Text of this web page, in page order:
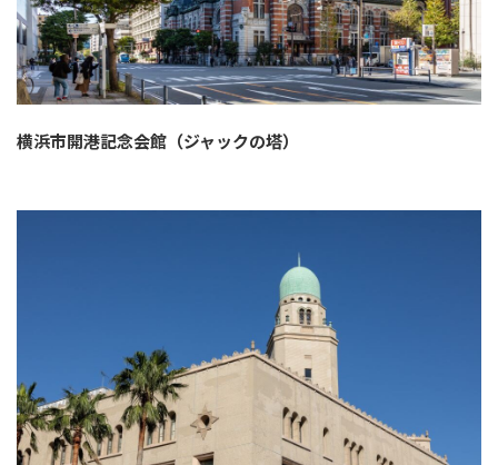
横浜市開港記念会館（ジャックの塔）